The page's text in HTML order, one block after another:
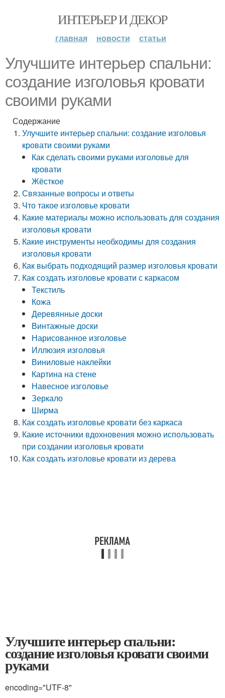
ИНТЕРЬЕР И ДЕКОР
главная новости статьи
Улучшите интерьер спальни:
создание изголовья кровати
своими руками
Содержание
Улучшите интерьер спальни: создание изголовья
кровати своими руками
Как сделать своими руками изголовье для
кровати
Жёсткое
Связанные вопросы и ответы
Что такое изголовье кровати
Какие материалы можно использовать для создания
изголовья кровати
Какие инструменты необходимы для создания
изголовья кровати
Как выбрать подходящий размер изголовья кровати
Как создать изголовье кровати с каркасом
Текстиль
Кожа
Деревянные доски
Винтажные доски
Нарисованное изголовье
Иллюзия изголовья
Виниловые наклейки
Картина на стене
Навесное изголовье
Зеркало
Ширма
Как создать изголовье кровати без каркаса
Какие источники вдохновения можно использовать
при создании изголовья кровати
Как создать изголовье кровати из дерева
Улучшите интерьер спальни:
создание изголовья кровати своими
руками
encoding="UTF-8"